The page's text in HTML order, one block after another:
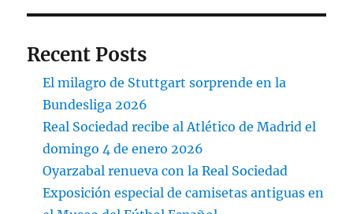
Recent Posts
El milagro de Stuttgart sorprende en la
Bundesliga 2026
Real Sociedad recibe al Atlético de Madrid el
domingo 4 de enero 2026
Oyarzabal renueva con la Real Sociedad
Exposición especial de camisetas antiguas en